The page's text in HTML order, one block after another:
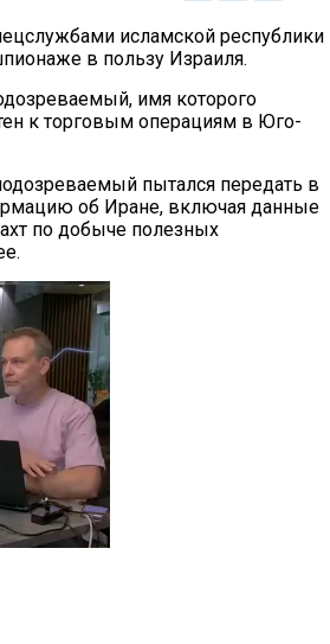
исламской республики
в пользу Израиля.
имя которого
к торговым операциям в Юго-
пытался передать в
об Иране, включая данные
по добыче полезных